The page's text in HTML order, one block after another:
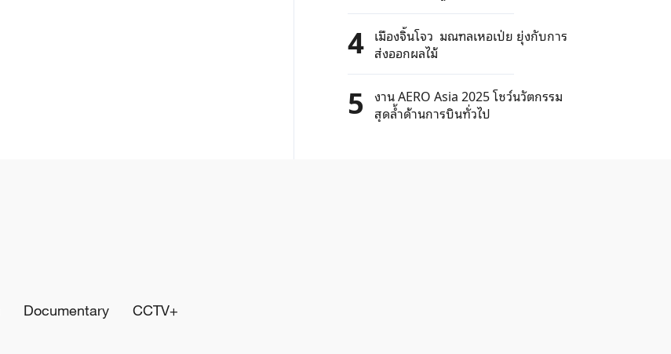
ผลงานวิทยาศาสตร์และเป็นแหล่งรวม
นวัตกรรมอุตสาหกรรมระดับสูง
4 เมืองจิ้นโจว มณฑลเหอเป่ย ยุ่งกับการ
ส่งออกผลไม้
5 งาน AERO Asia 2025 โชว์นวัตกรรม
สุดล้ำด้านการบินทั่วไป
Documentary CCTV+